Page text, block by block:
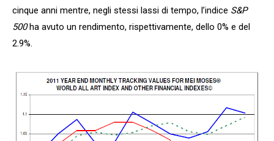
cinque anni mentre, negli stessi lassi di tempo, l’indice S&P
500ha avuto un rendimento, rispettivamente, dello 0% e del
2.9%.